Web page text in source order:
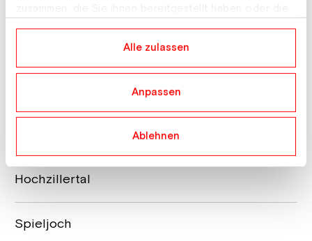
Alle zulassen
Anpassen
Ablehnen
Pension Martina
Hochfügen 36, 6264 Fügenberg
Hochzillertal
Spieljoch